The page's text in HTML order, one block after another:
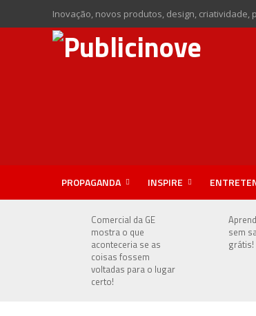
Inovação, novos produtos, design, criatividade,
PROPAGANDA INSPIRE
Comercial da GE
mostra o que
aconteceria se as
coisas fossem
voltadas para o lugar
certo!
sem
grátis!